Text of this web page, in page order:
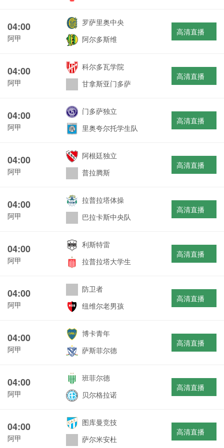
04:00
阿甲
罗萨里奥中央
阿尔多斯维
高清直播
04:00
阿甲
科尔多瓦学院
甘拿斯亚门多萨
高清直播
04:00
阿甲
门多萨独立
里奥夸尔托学生队
高清直播
04:00
阿甲
阿根廷独立
普拉腾斯
高清直播
04:00
阿甲
拉普拉塔体操
巴拉卡斯中央队
高清直播
04:00
阿甲
利斯特雷
拉普拉塔大学生
高清直播
04:00
阿甲
防卫者
纽维尔老男孩
高清直播
04:00
阿甲
博卡青年
萨斯菲尔德
高清直播
04:00
阿甲
班菲尔德
贝尔格拉诺
高清直播
04:00
阿甲
图库曼竞技
萨尔米安杜
高清直播